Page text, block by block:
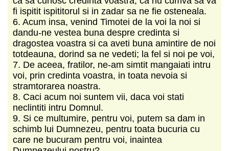
fi ispitit ispititorul si in zadar sa ne fie osteneala.
6. Acum insa, venind Timotei de la voi la noi si
dandu-ne vestea buna despre credinta si
dragostea voastra si ca aveti buna amintire de noi
totdeauna, dorind sa ne vedeti; la fel si noi pe voi,
7. De aceea, fratilor, ne-am simtit mangaiati intru
voi, prin credinta voastra, in toata nevoia si
stramtorarea noastra.
8. Caci acum noi suntem vii, daca voi stati
neclintiti intru Domnul.
9. Si ce multumire, pentru voi, putem sa dam in
schimb lui Dumnezeu, pentru toata bucuria cu
care ne bucuram pentru voi, inaintea